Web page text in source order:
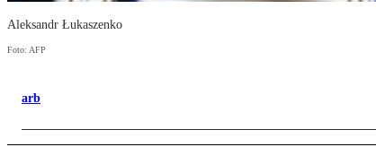
Aleksandr Łukaszenko
Foto: AFP
arb